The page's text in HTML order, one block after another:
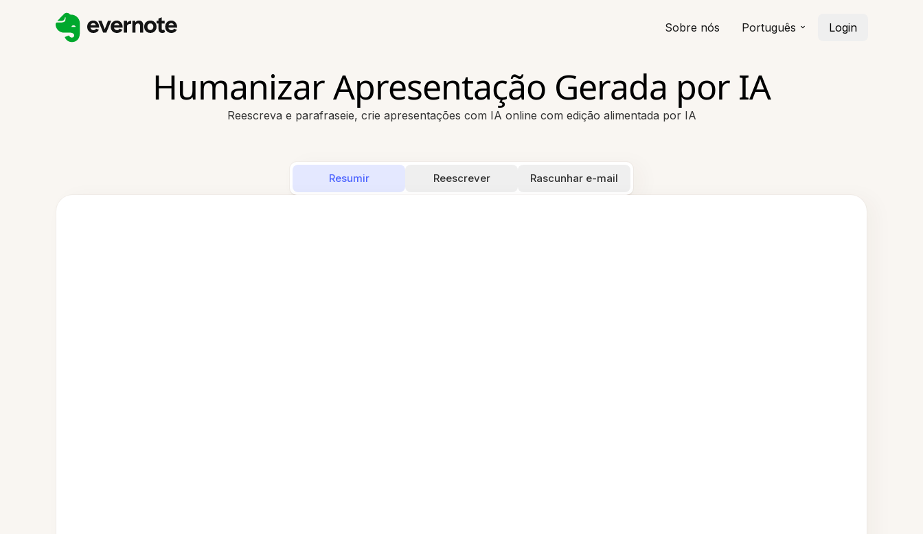
Sobre nós Português Login
Humanizar Apresentação Gerada por IA
Reescreva e parafraseie, crie apresentações com IA online com edição alimentada por IA
Resumir Reescrever Rascunhar e-mail